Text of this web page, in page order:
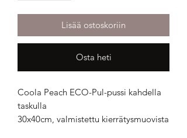
Lisää ostoskoriin
Osta heti
Coola Peach ECO-Pul-pussi kahdella
taskulla
30x40cm, valmistettu kierrätysmuovista